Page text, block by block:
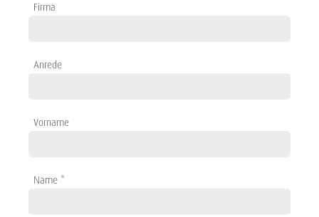
Firma
Anrede
Vorname
Name *